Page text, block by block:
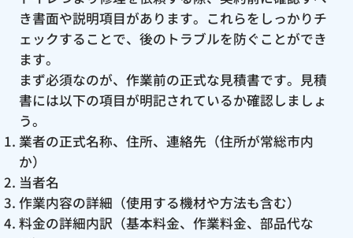
き書面や説明項目があります。これらをしっかりチ
ェックすることで、後のトラブルを防ぐことができ
ます。
まず必須なのが、作業前の正式な見積書です。見積
書には以下の項目が明記されているか確認しましょ
う。
業者の正式名称、住所、連絡先（住所が常総市内
か）
当者名
作業内容の詳細（使用する機材や方法も含む）
料金の詳細内訳（基本料金、作業料金、部品代な